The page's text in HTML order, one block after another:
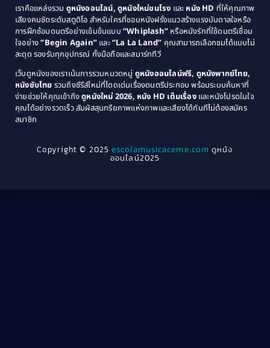
Coming of Age ก้าวพ้นวัย(1)
Coming-of-Age(3)
Community(1)
Crime อาชญากรรม(78)
Cult Film(4)
1979
1978
1976
1975
1974
1971
1970
1969
1968
1964
1963
1940
เราคือแหล่งรวม ดูหนังออนไลน์, ดูหนังใหม่ชนโรง และ หนัง HD ที่ให้คุณภาพ
เสียงคมชัดระดับสตูดิโอ สำหรับใครที่ชอบหนังฝรั่งแนวสร้างแรงบันดาลใจหรือ
การฝึกซ้อมดนตรีอย่างเข้มข้นแบบ “Whiplash” หรือหนังรักที่ใช้ดนตรีเชื่อม
ใจอย่าง“Begin Again” และ“La La Land” คุณสามารถเลือกชมได้แบบไม่
สะดุด รองรับทุกอุปกรณ์ ทั้งมือถือและสมาร์ททีวี
เว็บดูหนังของเราเน้นการรวมหมวดหมู่ ดูหนังออนไลน์ฟรี, ดูหนังพากย์ไทย,
หนังซับไทย รวมถึงซีรีส์ใหม่ที่โดดเด่นเรื่องดนตรีประกอบ พร้อมระบบค้นหาที่
ง่ายช่วยให้คุณเข้าถึงดูหนังใหม่ 2026, หนัง HD เต็มเรื่องและหนังโปรดในใจ
คุณได้อย่างรวดเร็ว สัมผัสสุนทรียภาพแห่งภาพและเสียงได้ทันทีไม่ต้องสมัคร
สมาชิก
Copyright © 2025escolamusicaceme.com ดูหนัง
ออนไลน์2025